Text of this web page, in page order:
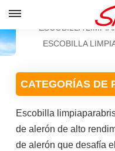
HOGAR
ESCOBILLA
ESCOBILLA
CATEGORÍAS DE
Escobilla
de alerón de alto
de alerón que desafía